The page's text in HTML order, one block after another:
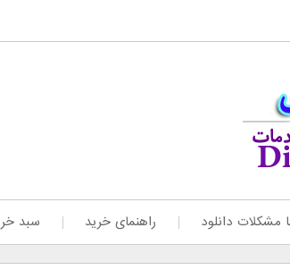
مشکلات دانلود راهنمای خرید سبد